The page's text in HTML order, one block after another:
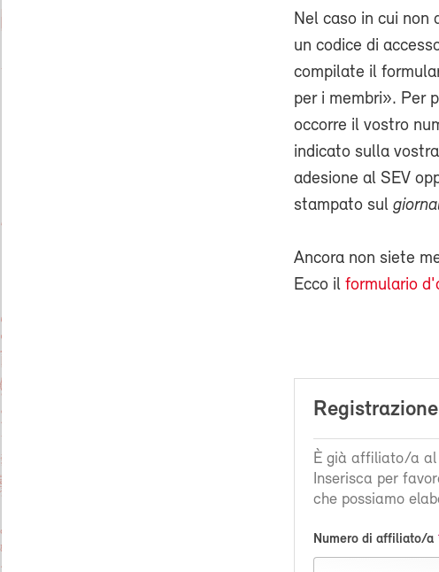
Nel caso in cui non
un codice di
compilate il
per i membri». Per
occorre il vostro
indicato sulla
adesione al SEV
stampato sul
Ancora non siete
Ecco il formulario
È già affiliato/a al
Inserisca per
che possiamo
Numero di affiliato/a